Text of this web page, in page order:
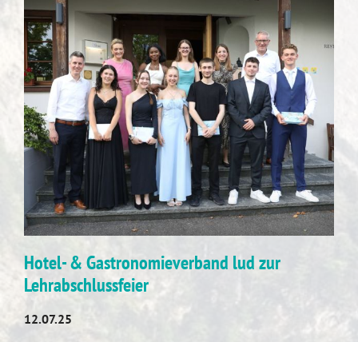
Hotel- & Gastronomieverband lud zur
Lehrabschlussfeier
12.07.25